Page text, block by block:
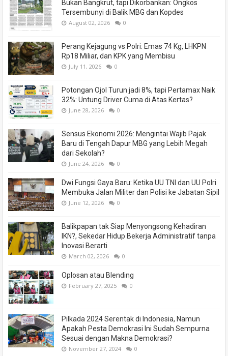
Bukan Bangkrut, tapi Dikorbankan: Ongkos
Tersembunyi di Balik MBG dan Kopdes
August 02, 2026 0
Perang Kejagung vs Polri: Emas 74 Kg, LHKPN
Rp18 Miliar, dan KPK yang Membisu
July 11, 2026 0
Potongan Ojol Turun jadi 8%, tapi Pertamax Naik
32%: Untung Driver Cuma di Atas Kertas?
June 28, 2026 0
Sensus Ekonomi 2026: Mengintai Wajib Pajak
Baru di Tengah Dapur MBG yang Lebih Megah
dari Sekolah?
June 24, 2026 0
Dwi Fungsi Gaya Baru: Ketika UU TNI dan UU Polri
Membuka Jalan Militer dan Polisi ke Jabatan Sipil
June 12, 2026 0
Balikpapan tak Siap Menyongsong Kehadiran
IKN?, Sekedar Hidup Bekerja Administratif tanpa
Inovasi Berarti
March 02, 2026 0
Oplosan atau Blending
February 27, 2025 0
Pilkada 2024 Serentak di Indonesia, Namun
Apakah Pesta Demokrasi Ini Sudah Sempurna
Sesuai dengan Makna Demokrasi?
November 27, 2024 0